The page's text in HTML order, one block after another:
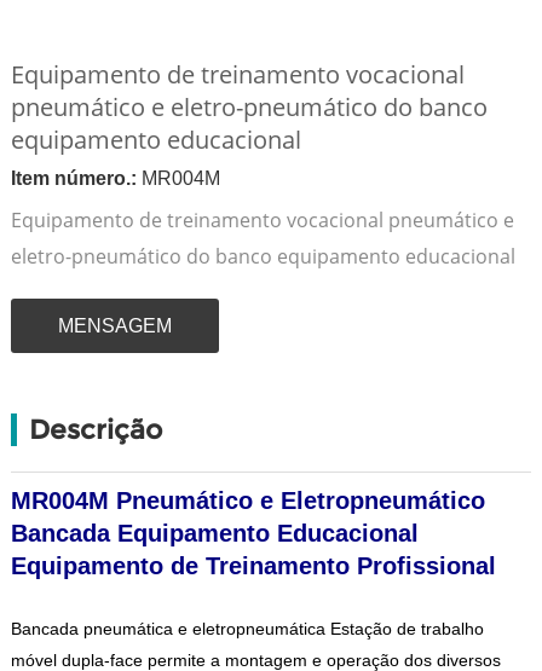
Equipamento de treinamento vocacional
pneumático e eletro-pneumático do banco
equipamento educacional
Item número.: MR004M
Equipamento de treinamento vocacional pneumático e
eletro-pneumático do banco equipamento educacional
MENSAGEM
Descrição
MR004M Pneumático e Eletropneumático
Bancada Equipamento Educacional
Equipamento de Treinamento Profissional
Bancada pneumática e eletropneumática Estação de trabalho
móvel dupla-face permite a montagem e operação dos diversos